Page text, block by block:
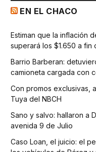
EN EL CHACO
Estiman que la inflación
superará los $1.650 a fin
Barrio Barberan:
camioneta cargada con
Con promos exclusivas,
Tuya del NBCH
Sano y salvo: hallaron a
avenida 9 de Julio
Caso Loan, el juicio: el